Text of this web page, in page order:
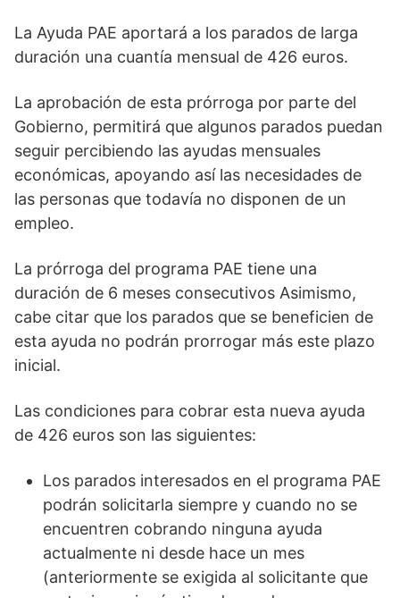
La Ayuda PAE aportará a los parados de larga
duración una cuantía mensual de 426 euros.
La aprobación de esta prórroga por parte del
Gobierno, permitirá que algunos parados puedan
seguir percibiendo las ayudas mensuales
económicas, apoyando así las necesidades de
las personas que todavía no disponen de un
empleo.
La prórroga del programa PAE tiene una
duración de 6 meses consecutivos Asimismo,
cabe citar que los parados que se beneficien de
esta ayuda no podrán prorrogar más este plazo
inicial.
Las condiciones para cobrar esta nueva ayuda
de 426 euros son las siguientes:
Los parados interesados en el programa PAE
podrán solicitarla siempre y cuando no se
encuentren cobrando ninguna ayuda
actualmente ni desde hace un mes
(anteriormente se exigida al solicitante que